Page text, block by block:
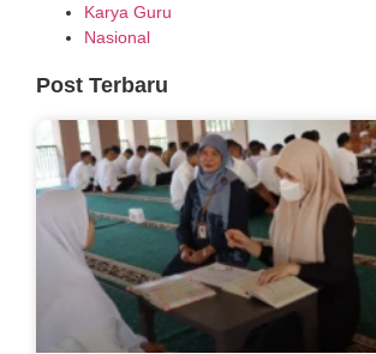
Karya Guru
Nasional
Post Terbaru